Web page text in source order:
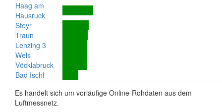
Haag am
Hausruck
Steyr
Traun
Lenzing 3
Wels
Vöcklabruck
Bad Ischl
Es handelt sich um vorläufige Online-Rohdaten aus dem
Luftmessnetz.